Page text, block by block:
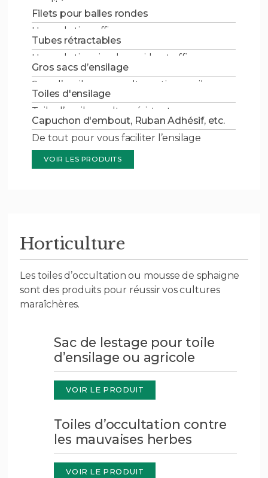
qualité
VOIR LES PRODUITS
Filets pour balles rondes
Une solution efficace
VOIR LES PRODUITS
Tubes rétractables
Une solution simple, rapide et efficace
VOIR LES PRODUITS
Gros sacs d’ensilage
Sacs d’ensilage, une alternative au silo
VOIR LES PRODUITS
Toiles d'ensilage
Toile d’ensilage ultra-résistante
VOIR LES PRODUITS
Capuchon d'embout, Ruban Adhésif, etc.
De tout pour vous faciliter l’ensilage
VOIR LES PRODUITS
Horticulture
Les toiles d’occultation ou mousse de sphaigne
sont des produits pour réussir vos cultures
maraîchères.
Sac de lestage pour toile
d’ensilage ou agricole
VOIR LE PRODUIT
Toiles d’occultation contre
les mauvaises herbes
VOIR LE PRODUIT